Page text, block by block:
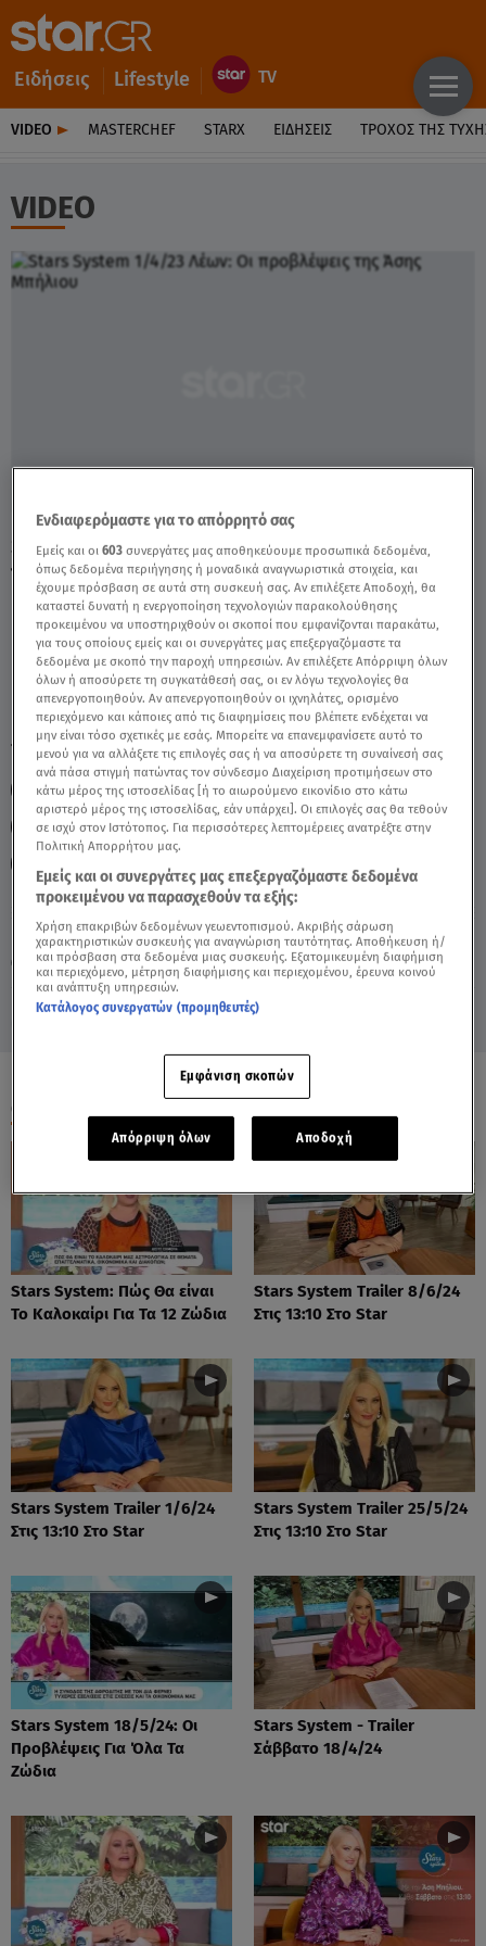
Ειδήσεις Lifestyle
VIDEO MASTERCHEF STARX ΕΙΔΉΣΕΙΣ ΤΡΟΧΌΣ ΤΗΣ
VIDEO
Παρασκευή 7 Αυγούστου 2026
01.04.23, 14:23 ΖΩΔΙΑ
Stars System 1/4/23 Λέων: Οι προβλέψεις
της Άσης Μπήλιου - Video
TAGS: ΛΕΩΝ ΖΩΔΙΑ ΖΩΔΙΑ ΣΗΜΕΡΑ ΑΣΗ ΜΠΗΛΙΟΥ
ΖΩΔΙΑ ΑΣΗ ΜΠΗΛΙΟΥ
ΑΣΤΡΟΛΟΓΙΚΕΣ ΠΡΟΒΛΕΨΕΙΣ
ΗΜΕΡΗΣΙΕΣ ΠΡΟΒΛΕΨΕΙΣ
STARS SYSTEM
STARS SYSTEM 1/4/23
ΟΛΑ ΤΑ ΒΙΝΤΕΟ
Stars System: Πώς Θα είναι
Το Καλοκαίρι Για Τα 12 Ζώδια
Stars System Trailer 8/6/24
Στις 13:10 Στο Star
Stars System Trailer 1/6/24
Στις 13:10 Στο Star
Stars System Trailer 25/5/24
Στις 13:10 Στο Star
Stars System 18/5/24: Οι
Προβλέψεις Για Όλα Τα
Ζώδια
Stars System - Trailer
Σάββατο 18/4/24
Ενδιαφερόμαστε για το απόρρητό σας
Εμείς και οι603 συνεργάτες μας αποθηκεύουμε προσωπικά δεδομένα,
όπως δεδομένα περιήγησης ή μοναδικά αναγνωριστικά στοιχεία, και
έχουμε πρόσβαση σε αυτά στη συσκευή σας. Αν επιλέξετε Αποδοχή, θα
καταστεί δυνατή η ενεργοποίηση τεχνολογιών παρακολούθησης
προκειμένου να υποστηριχθούν οι σκοποί που εμφανίζονται παρακάτω,
για τους οποίους εμείς και οι συνεργάτες μας επεξεργαζόμαστε τα
δεδομένα με σκοπό την παροχή υπηρεσιών. Αν επιλέξετε Απόρριψη όλων
όλων ή αποσύρετε τη συγκατάθεσή σας, οι εν λόγω τεχνολογίες θα
απενεργοποιηθούν. Αν απενεργοποιηθούν οι ιχνηλάτες, ορισμένο
περιεχόμενο και κάποιες από τις διαφημίσεις που βλέπετε ενδέχεται να
μην είναι τόσο σχετικές με εσάς. Μπορείτε να επανεμφανίσετε αυτό το
μενού για να αλλάξετε τις επιλογές σας ή να αποσύρετε τη συναίνεσή σας
ανά πάσα στιγμή πατώντας τον σύνδεσμο Διαχείριση προτιμήσεων στο
κάτω μέρος της ιστοσελίδας [ή το αιωρούμενο εικονίδιο στο κάτω
αριστερό μέρος της ιστοσελίδας, εάν υπάρχει]. Οι επιλογές σας θα τεθούν
σε ισχύ στον Ιστότοπος. Για περισσότερες λεπτομέρειες ανατρέξτε στην
Πολιτική Απορρήτου μας.
Εμείς και οι συνεργάτες μας επεξεργαζόμαστε δεδομένα
προκειμένου να παρασχεθούν τα εξής:
Χρήση επακριβών δεδομένων γεωεντοπισμού. Ακριβής σάρωση
χαρακτηριστικών συσκευής για αναγνώριση ταυτότητας. Αποθήκευση ή/
και πρόσβαση στα δεδομένα μιας συσκευής. Εξατομικευμένη διαφήμιση
και περιεχόμενο, μέτρηση διαφήμισης και περιεχομένου, έρευνα κοινού
και ανάπτυξη υπηρεσιών.
Κατάλογος συνεργατών (προμηθευτές)
Εμφάνιση σκοπών
Απόρριψη όλων Αποδοχή